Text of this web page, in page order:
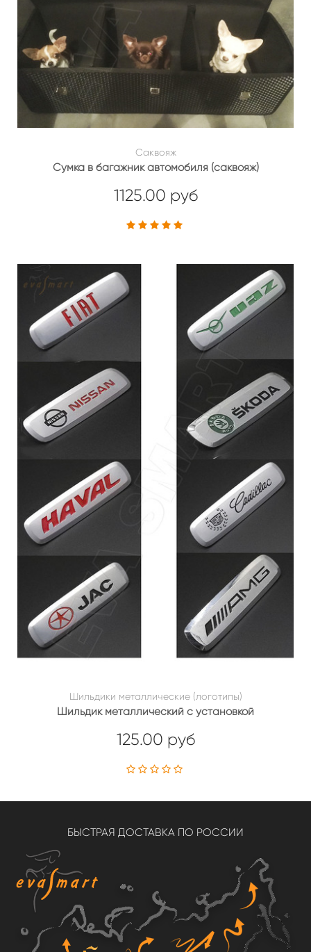
Саквояж
Сумка в багажник автомобиля (саквояж)
1125.00 руб
Шильдики металлические (логотипы)
Шильдик металлический с установкой
125.00 руб
БЫСТРАЯ ДОСТАВКА ПО РОССИИ